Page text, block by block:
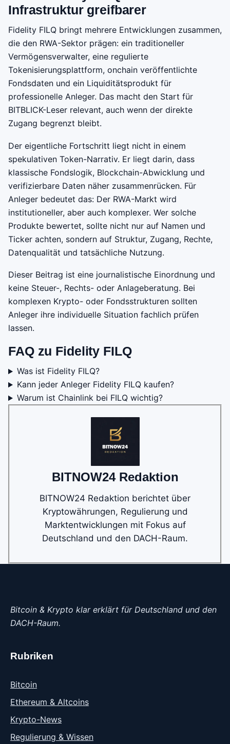
Infrastruktur greifbarer
Fidelity FILQ bringt mehrere Entwicklungen zusammen,
die den RWA-Sektor prägen: ein traditioneller
Vermögensverwalter, eine regulierte
Tokenisierungsplattform, onchain veröffentlichte
Fondsdaten und ein Liquiditätsprodukt für
professionelle Anleger. Das macht den Start für
BITBLICK-Leser relevant, auch wenn der direkte
Zugang begrenzt bleibt.
Der eigentliche Fortschritt liegt nicht in einem
spekulativen Token-Narrativ. Er liegt darin, dass
klassische Fondslogik, Blockchain-Abwicklung und
verifizierbare Daten näher zusammenrücken. Für
Anleger bedeutet das: Der RWA-Markt wird
institutioneller, aber auch komplexer. Wer solche
Produkte bewertet, sollte nicht nur auf Namen und
Ticker achten, sondern auf Struktur, Zugang, Rechte,
Datenqualität und tatsächliche Nutzung.
Dieser Beitrag ist eine journalistische Einordnung und
keine Steuer-, Rechts- oder Anlageberatung. Bei
komplexen Krypto- oder Fondsstrukturen sollten
Anleger ihre individuelle Situation fachlich prüfen
lassen.
FAQ zu Fidelity FILQ
Was ist Fidelity FILQ?
Kann jeder Anleger Fidelity FILQ kaufen?
Warum ist Chainlink bei FILQ wichtig?
BITNOW24 Redaktion
BITNOW24 Redaktion berichtet über
Kryptowährungen, Regulierung und
Marktentwicklungen mit Fokus auf
Deutschland und den DACH-Raum.
Bitcoin & Krypto klar erklärt für Deutschland und den
DACH-Raum.
Rubriken
Bitcoin
Ethereum & Altcoins
Krypto-News
Regulierung & Wissen